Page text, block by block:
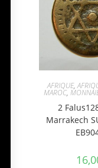
AFRIQUE,
MAROC,
2
Marrakech